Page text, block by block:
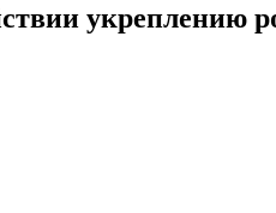
укреплению